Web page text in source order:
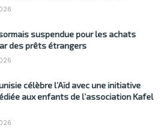
suspendue pour les achats
des prêts étrangers
célèbre l’Aïd avec une initiative
aux enfants de l’association Kafel